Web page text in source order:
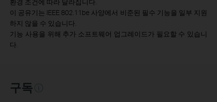
이 공유기는 IEEE 802.11be 사양에서 비준된 필수 기능을 일부 지원
하지 않을 수 있습니다.
기능 사용을 위해 추가 소프트웨어 업그레이드가 필요할 수 있습니
다.
구독